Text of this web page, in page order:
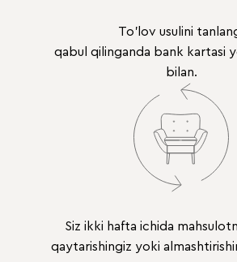
To'lov usulini
qabul qilinganda bank kartasi
bilan.
Siz ikki hafta ichida
qaytarishingiz yoki